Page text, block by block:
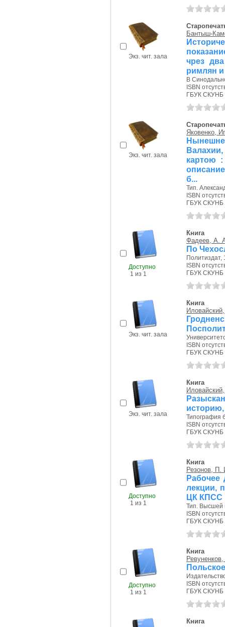
Экз. чит. зала
Бантыш-
чрез
римлян и
В
ISBN
ГБУК СКУНБ
Экз. чит. зала
Яковенко,
картою :
б...
Тип.
ISBN
ГБУК СКУНБ
Доступно
1 из 1
Книга
Фадеев, А.
По
Политиздат,
ISBN
ГБУК
Экз. чит. зала
Книга
ISBN
ГБУК СКУНБ
Экз. чит. зала
Книга
Типография
ISBN
ГБУК СКУНБ
Доступно
1 из 1
Книга
Резонов, П.
Рабочее
лекции,
ЦК КПСС
Тип. Высшей
ISBN
ГБУК
Доступно
1 из 1
Книга
ISBN
ГБУК
Книга